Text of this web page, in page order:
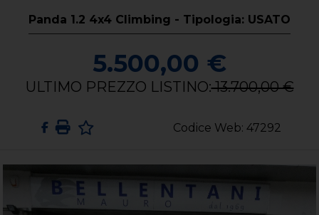
Codice Web: 47292
Panda 1.2 4x4 Climbing - Tipologia: USATO
5.500,00 €
ULTIMO PREZZO LISTINO:13.700,00 €